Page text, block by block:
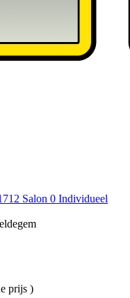
Salon 0 Individueel
prijs )